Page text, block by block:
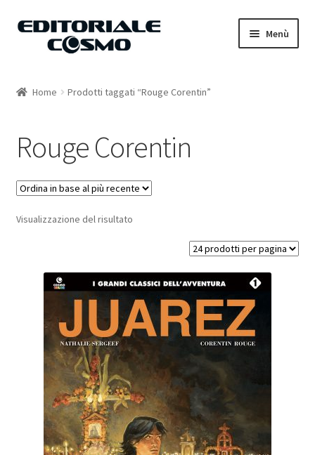
Vai
Vai
Menù
Carrello
Il mio account
Home Prodotti taggati “Rouge Corentin”
Rouge Corentin
Visualizzazione del risultato